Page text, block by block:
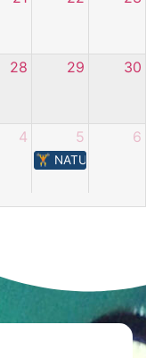
28 29 30
4 5
🏋️​ NATURA IN
6